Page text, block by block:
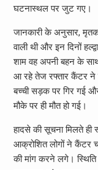
घटनास्थल पर जुट गए।
जानकारी के अनुसार,
वाली थी और इन दिनों
शाम वह अपनी बहन के
आ रहे तेज रफ्तार कैंटर ने
बच्ची सड़क पर गिर गई
मौके पर ही मौत हो गई।
हादसे की सूचना मिलते ही
आक्रोशित लोगों ने कैंटर
की मांग करने लगे। स्थिति